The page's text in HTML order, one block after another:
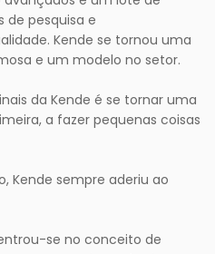
de pesquisa e
Kende se tornou uma
e um modelo no setor.
da Kende é se tornar uma
a fazer pequenas coisas
Kende sempre aderiu ao
se no conceito de